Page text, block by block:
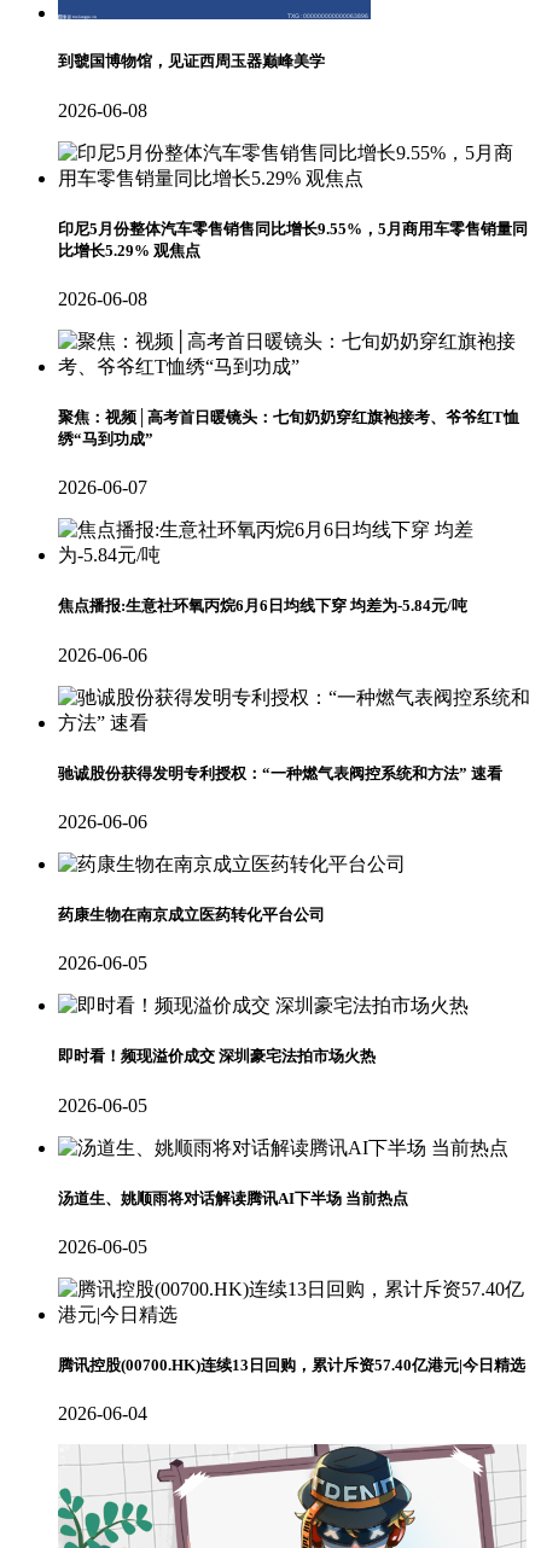
到虢国博物馆，见证西周玉器巅峰美学
2026-06-08
印尼5月份整体汽车零售销售同比增长9.55%，5月商用车零售销量同
比增长5.29% 观焦点
2026-06-08
聚焦：视频│高考首日暖镜头：七旬奶奶穿红旗袍接考、爷爷红T恤
绣“马到功成”
2026-06-07
焦点播报:生意社环氧丙烷6月6日均线下穿 均差为-5.84元/吨
2026-06-06
驰诚股份获得发明专利授权：“一种燃气表阀控系统和方法” 速看
2026-06-06
药康生物在南京成立医药转化平台公司
2026-06-05
即时看！频现溢价成交 深圳豪宅法拍市场火热
2026-06-05
汤道生、姚顺雨将对话解读腾讯AI下半场 当前热点
2026-06-05
腾讯控股(00700.HK)连续13日回购，累计斥资57.40亿港元|今日精选
2026-06-04